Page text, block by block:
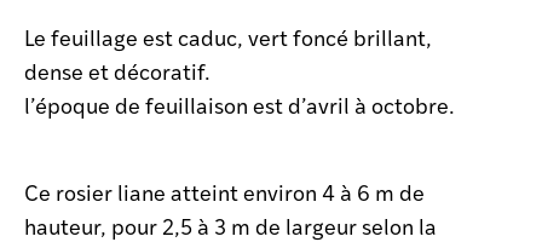
Le feuillage est caduc, vert foncé brillant,
dense et décoratif.
l’époque de feuillaison est d’avril à octobre.
Ce rosier liane atteint environ 4 à 6 m de
hauteur, pour 2,5 à 3 m de largeur selon la